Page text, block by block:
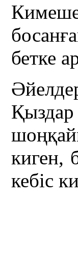
бетке
киген,
кебіс